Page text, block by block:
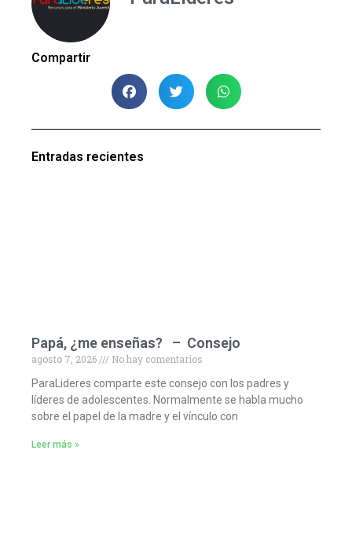
Compartir
Entradas recientes
Papá, ¿me enseñas? – Consejo
agosto 7, 2026
No hay comentarios
ParaLideres comparte este consejo con los padres y
líderes de adolescentes. Normalmente se habla mucho
sobre el papel de la madre y el vínculo con
Leer más »